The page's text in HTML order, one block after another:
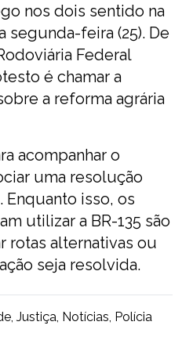
nos dois sentido na
segunda-feira (25). De
Federal
é chamar a
a reforma agrária
acompanhar o
uma resolução
isso, os
utilizar a BR-135 são
rotas alternativas ou
seja resolvida.
, Justiça, Notícias, Polícia